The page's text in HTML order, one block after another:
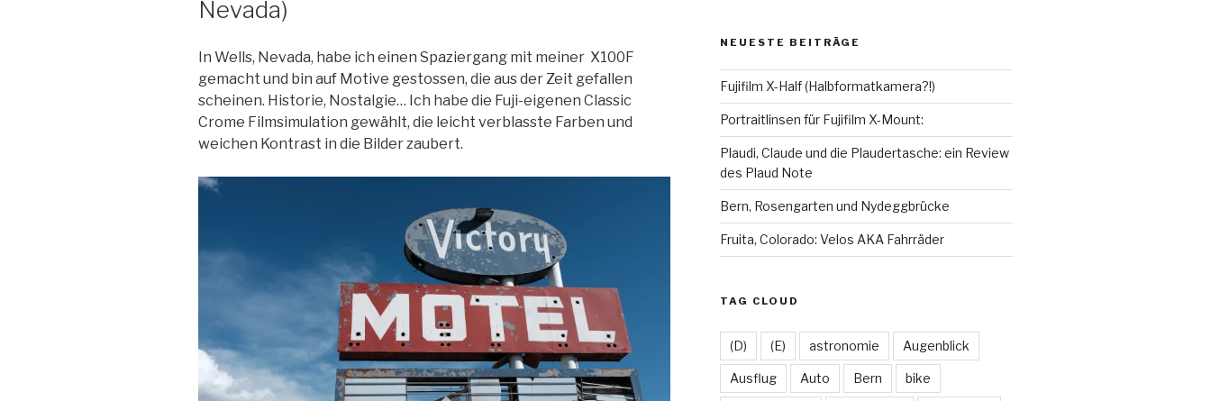
Nevada)
In Wells, Nevada, habe ich einen Spaziergang mit meiner X100F
gemacht und bin auf Motive gestossen, die aus der Zeit gefallen
scheinen. Historie, Nostalgie… Ich habe die Fuji-eigenen Classic
Crome Filmsimulation gewählt, die leicht verblasste Farben und
weichen Kontrast in die Bilder zaubert.
Facebook
TwitterInstagram
LinkedIn
YouTube
Flickr
NEUESTE BEITRÄGE
Fujifilm X-Half (Halbformatkamera?!)
Portraitlinsen für Fujifilm X-Mount:
Plaudi, Claude und die Plaudertasche: ein Review
des Plaud Note
Bern, Rosengarten und Nydeggbrücke
Fruita, Colorado: Velos AKA Fahrräder
TAG CLOUD
(D) (E) astronomie Augenblick
Ausflug Auto Bern bike